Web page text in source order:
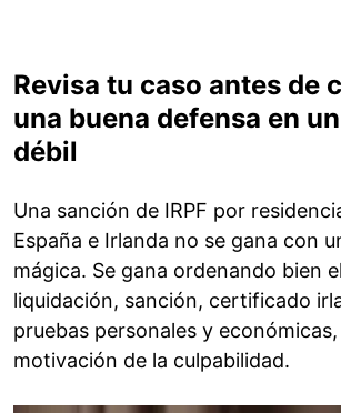
Revisa tu caso antes de
una buena defensa en
débil
Una sanción de IRPF por
España e Irlanda no se gana con
mágica. Se gana ordenando bien
liquidación, sanción, certificado
pruebas personales y
motivación de la culpabilidad.